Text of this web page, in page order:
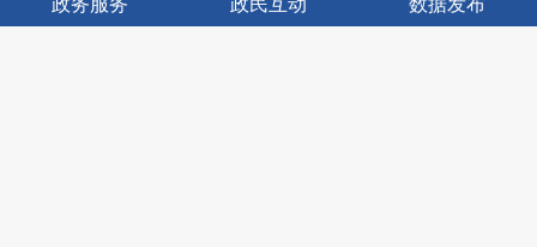
政务服务 政民互动 数据发布